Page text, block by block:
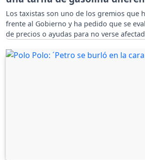
Los taxistas son uno de los gremios que
frente al Gobierno y ha pedido que se
de precios o ayudas para no verse